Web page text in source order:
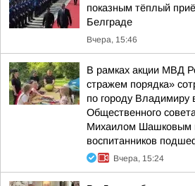
показным тёплый
Белграде
Вчера, 15:46
В рамках акции МВД
стражем порядка»
по городу Владимиру
Общественного
Михаилом Шашковым
воспитанников
Вчера, 15:24